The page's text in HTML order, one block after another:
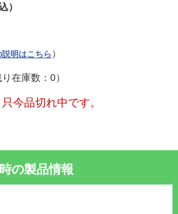
）
明はこちら ）
在庫数：0）
今品切れ中です。
の製品情報